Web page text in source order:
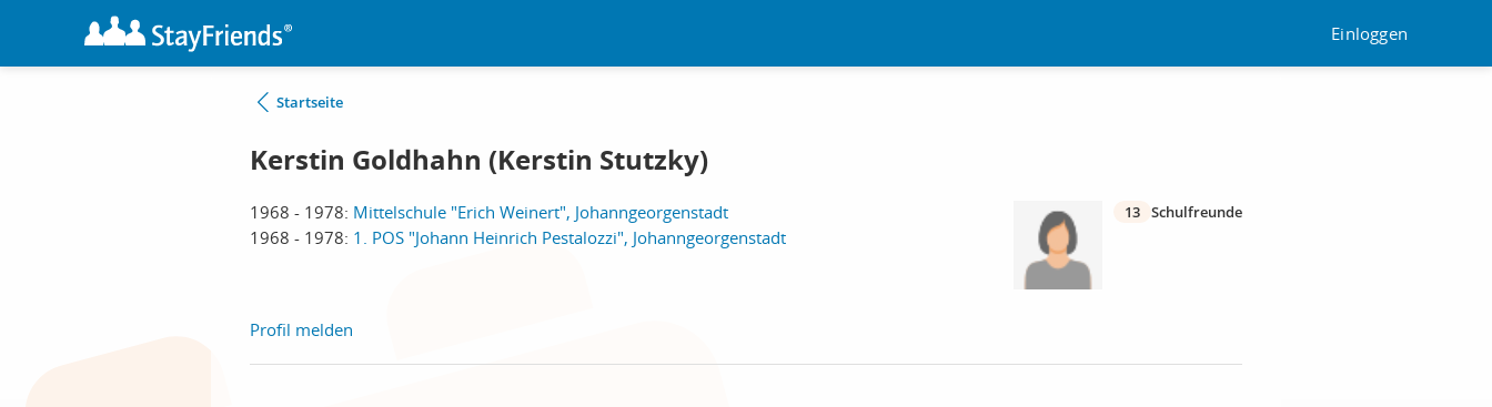
Einloggen
Startseite
Kerstin Goldhahn (Kerstin Stutzky)
1968 - 1978: Mittelschule "Erich Weinert", Johanngeorgenstadt
1968 - 1978: 1. POS "Johann Heinrich Pestalozzi", Johanngeorgenstadt
13 Schulfreunde
Profil melden